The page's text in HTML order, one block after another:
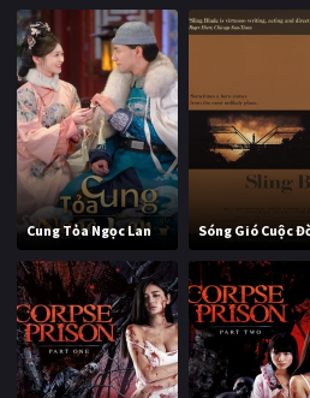
Cung Tỏa Ngọc Lan Sóng Gió Cuộc